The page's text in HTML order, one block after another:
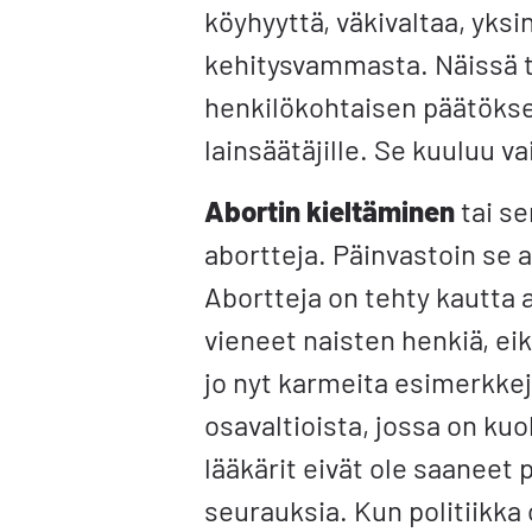
köyhyyttä, väkivaltaa,
kehitysvammasta.
henkilökohtaisen
lainsäätäjille. Se kuuluu
Abortin kieltäminentai
abortteja. Päinvastoin se
Abortteja on tehty kautta
vieneet naisten henkiä,
jo nyt karmeita
osavaltioista, jossa on
lääkärit eivät ole saaneet
seurauksia. Kun